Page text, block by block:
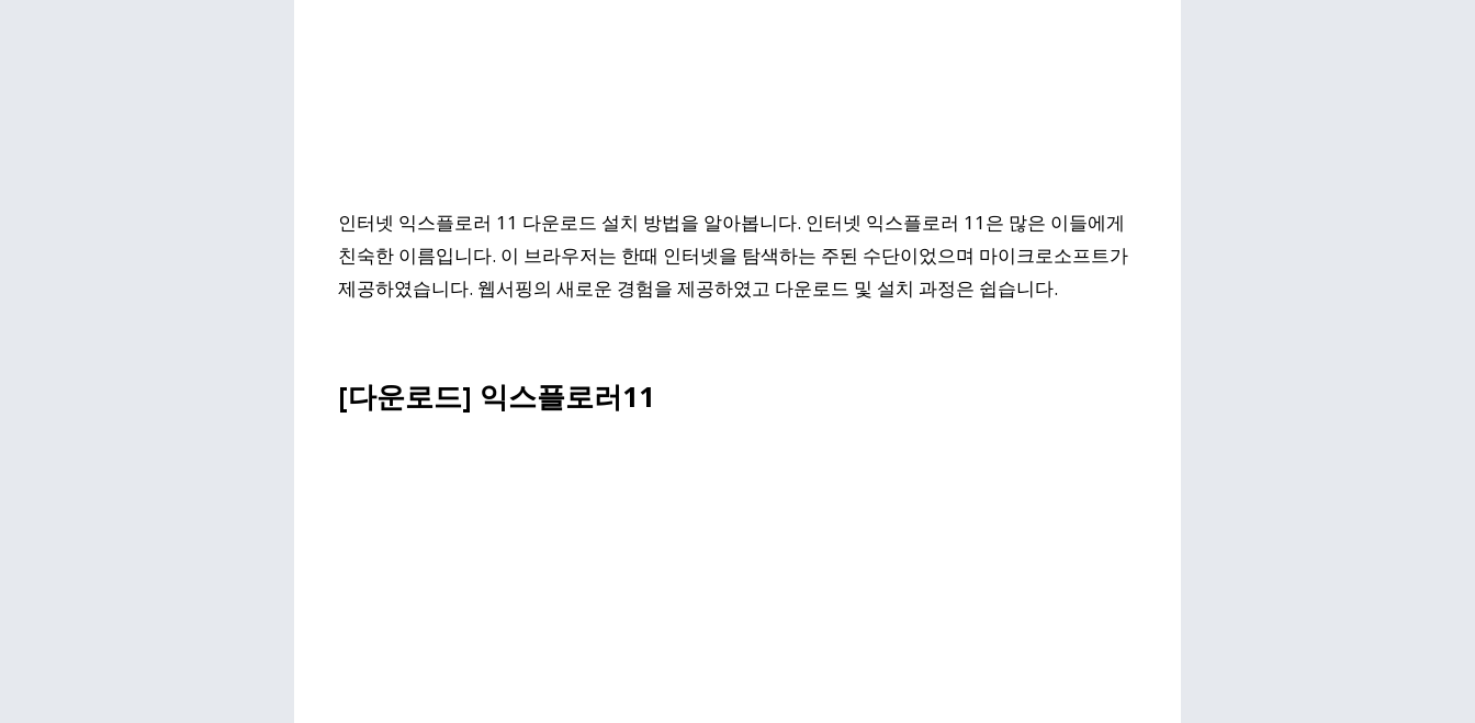
인터넷 익스플로러 11 다운로드 설치 방법을 알아봅니다. 인터넷 익스플로러 11은 많은 이들에게
친숙한 이름입니다. 이 브라우저는 한때 인터넷을 탐색하는 주된 수단이었으며 마이크로소프트가
제공하였습니다. 웹서핑의 새로운 경험을 제공하였고 다운로드 및 설치 과정은 쉽습니다.
[다운로드] 익스플로러11